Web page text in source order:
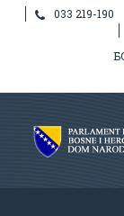
033 219-190